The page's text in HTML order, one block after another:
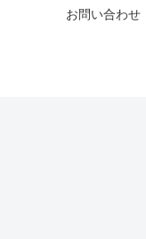
お問い合わせ